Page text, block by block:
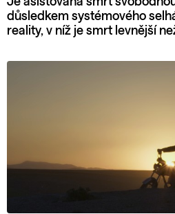
důsledkem systémového
reality, v níž je smrt levnější